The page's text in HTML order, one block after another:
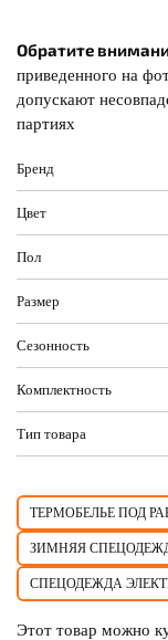
Обратите
приведенного на
допускают
партиях
Бренд
Цвет
Пол
Размер
Сезонность
Комплектность
Тип товара
ТЕРМОБЕЛЬЕ ПОД
ЗИМНЯЯ
СПЕЦОДЕЖДА
Этот товар можно